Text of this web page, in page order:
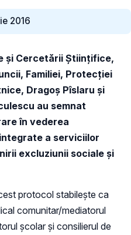
2016
și Cercetării Științifice,
Familiei, Protecției
Dragoș Pîslaru și
au semnat
în vederea
a serviciilor
excluziunii sociale și
protocol stabilește ca
comunitar/mediatorul
școlar și consilierul de